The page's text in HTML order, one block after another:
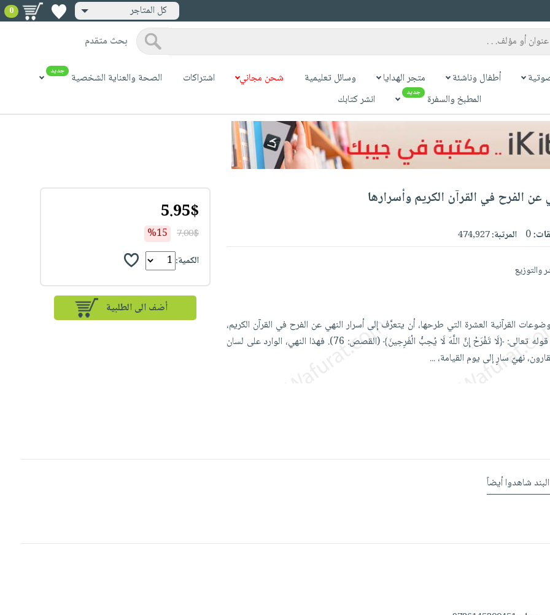
كل المتاجر 0
بحث متقدم
أطفال وناشئة متجر الهدايا وسائل تعليمية شحن مجاني اشتراكات الصحة والعناية الشخصية جديد
المطبخ والسفرة جديد انشر كتابك
الفرح في القرآن الكريم وأسرارها
0 المرتبة:474,927
والتوزيع
القرآنية العشرة التي طرحها، أن يتعرَّف إلى أسرار النهي عن الفرح في القرآن الكريم،
والذي ورد التصريح به في قوله تعالى: ﴿لَا تَفْرَحْ إِنَّ اللَّهَ لَا يُحِبُّ الْفَرِحِينَ﴾ (القصص: 76). فهذا النهي، الوارد على لسان
نهيٌ سارٍ إلى يوم القيامة،...
5.95$
7.00$
%15
الكمية:
أضف الى الطلبية
شاهدوا أيضاً